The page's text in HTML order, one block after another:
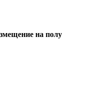
на полу